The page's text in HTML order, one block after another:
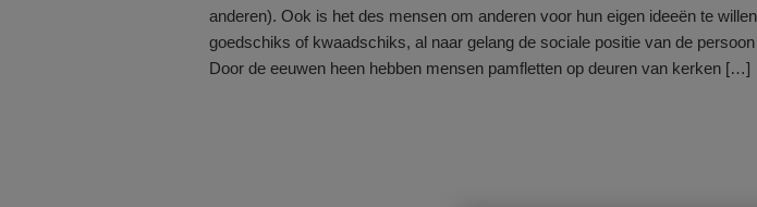
anderen). Ook is het des mensen om anderen voor hun eigen ideeën te
goedschiks of kwaadschiks, al naar gelang de sociale positie van de
Door de eeuwen heen hebben mensen pamfletten op deuren van kerken […]